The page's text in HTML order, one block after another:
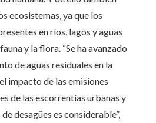
ecosistemas, ya que los
en ríos, lagos y aguas
y la flora. “Se ha avanzado
de aguas residuales en la
impacto de las emisiones
de las escorrentías urbanas y
desagües es considerable”,